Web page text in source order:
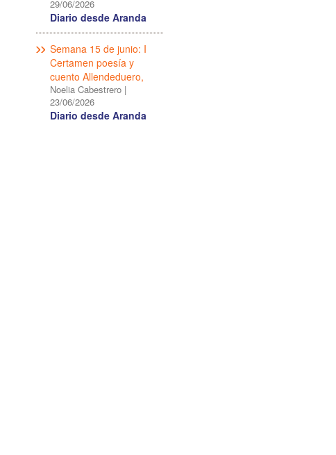
29/06/2026
Diario desde Aranda
Semana 15 de junio: I
Certamen poesía y
cuento Allendeduero,
Noelia Cabestrero|
23/06/2026
Diario desde Aranda